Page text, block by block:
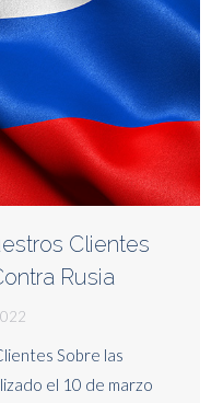
Clientes
Rusia
Sobre las
el 10 de marzo